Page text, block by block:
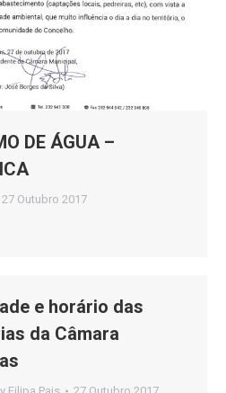
DE ÁGUA –
27 Outubro 2017
e horário das
da Câmara